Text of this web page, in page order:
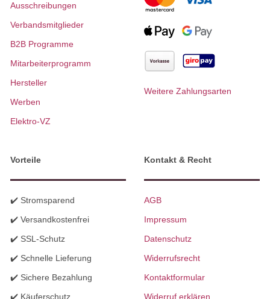
Ausschreibungen
Verbandsmitglieder
B2B Programme
Mitarbeiterprogramm
Hersteller
Werben
Elektro-VZ
Weitere Zahlungsarten
Vorteile
✔️ Stromsparend
✔️ Versandkostenfrei
✔️ SSL-Schutz
✔️ Schnelle Lieferung
✔️ Sichere Bezahlung
✔️ Käuferschutz
Kontakt & Recht
AGB
Impressum
Datenschutz
Widerrufsrecht
Kontaktformular
Widerruf erklären